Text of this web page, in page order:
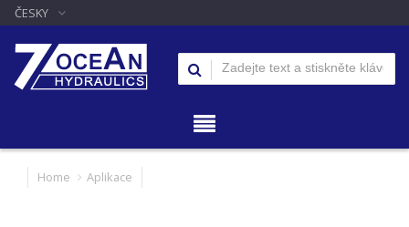
ČESKY
Home Aplikace